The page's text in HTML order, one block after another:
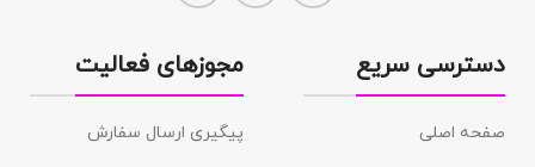
دسترسی سریع
صفحه اصلی
مجوزهای فعالیت
پیگیری ارسال سفارش